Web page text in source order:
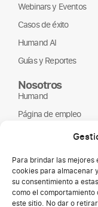
Para brindar las
cookies para almacenar
su consentimiento a
como el
este sitio. No dar o
Webinars y Eventos
Casos de éxito
Humand AI
Guías y Reportes
Nosotros
Humand
Página de empleo